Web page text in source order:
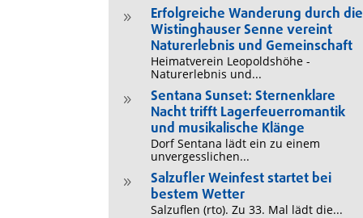
9
Erfolgreiche Wanderung durch die
Wistinghauser Senne vereint
Naturerlebnis und Gemeinschaft
Heimatverein Leopoldshöhe -
Naturerlebnis und...
9
Sentana Sunset: Sternenklare
Nacht trifft Lagerfeuerromantik
und musikalische Klänge
Dorf Sentana lädt ein zu einem
unvergesslichen...
9
Salzufler Weinfest startet bei
bestem Wetter
Salzuflen (rto). Zu 33. Mal lädt die...